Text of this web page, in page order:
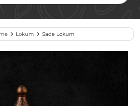
Lokum Sade Lokum